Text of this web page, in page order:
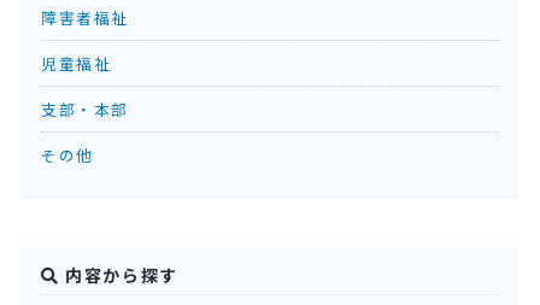
障害者福祉
児童福祉
支部・本部
その他
内容から探す